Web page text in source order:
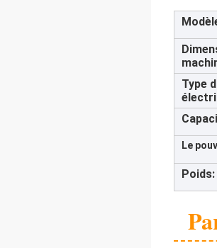
Type
Le
Poids: